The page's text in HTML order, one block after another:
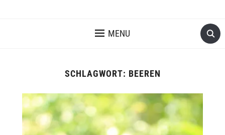
MENU
SCHLAGWORT: BEEREN